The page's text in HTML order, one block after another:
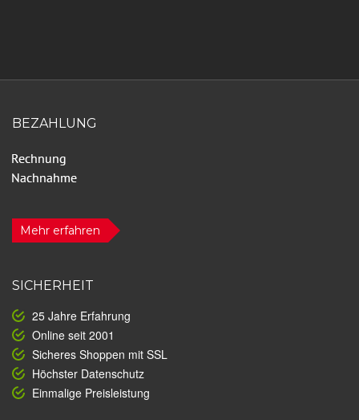
BEZAHLUNG
Mehr erfahren
SICHERHEIT
25 Jahre Erfahrung
Online seit 2001
Sicheres Shoppen mit SSL
Höchster Datenschutz
Einmalige Preisleistung